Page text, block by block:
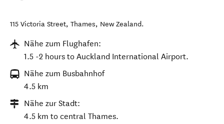
115 Victoria Street, Thames, New Zealand.
Nähe zum Flughafen:
1.5 -2 hours to Auckland International Airport.
Nähe zum Busbahnhof
4.5 km
Nähe zur Stadt:
4.5 km to central Thames.